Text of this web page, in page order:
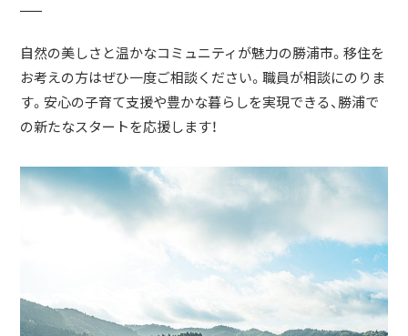
￣
自然の美しさと温かなコミュニティが魅力の勝浦市。移住を
お考えの方はぜひ一度ご相談ください。職員が相談にのりま
す。安心の子育て支援や豊かな暮らしを実現できる、勝浦で
の新たなスタートを応援します！